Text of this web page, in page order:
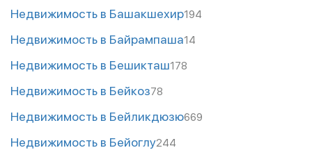
Недвижимость в Башакшехир194
Недвижимость в Байрампаша14
Недвижимость в Бешикташ178
Недвижимость в Бейкоз78
Недвижимость в Бейликдюзю669
Недвижимость в Бейоглу244